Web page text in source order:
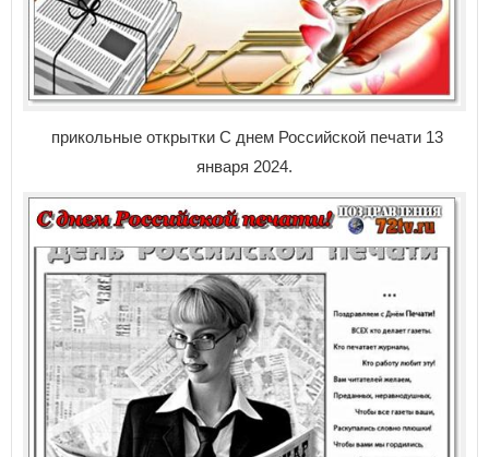
прикольные открытки С днем Российской печати 13
января 2024.